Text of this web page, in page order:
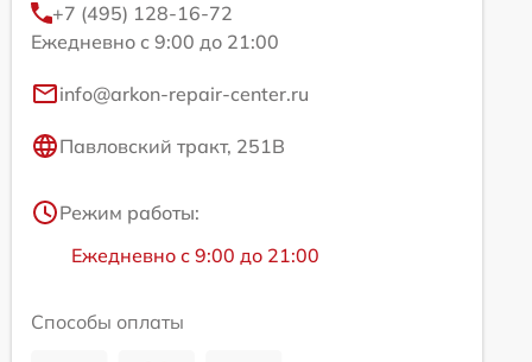
+7 (495) 128-16-72
Ежедневно с 9:00 до 21:00
info@arkon-repair-center.ru
Павловский тракт, 251В
Режим работы:
Ежедневно с 9:00 до 21:00
Способы оплаты